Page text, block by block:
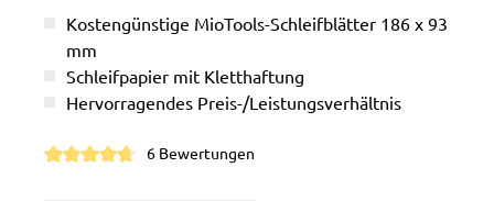
Kostengünstige MioTools-Schleifblätter 186 x 93
mm
Schleifpapier mit Kletthaftung
Hervorragendes Preis-/Leistungsverhältnis
6 Bewertungen